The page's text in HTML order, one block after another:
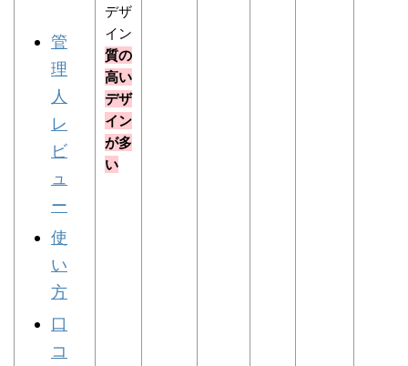
管
理
人
レ
ビ
ュ
ー
使
い
方
口
コ
デザ
イン
質の
高い
デザ
イン
が多
い